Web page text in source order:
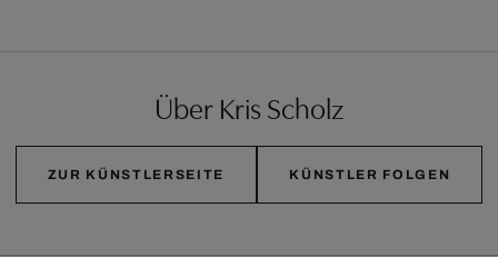
Über Kris Scholz
ZUR KÜNSTLERSEITE KÜNSTLER FOLGEN